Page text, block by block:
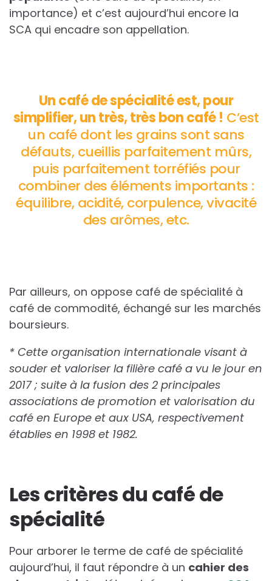
importance) et c’est aujourd’hui encore la
SCA qui encadre son appellation.
Un café de spécialité est, pour
simplifier, un très, très bon café ! C’est
un café dont les grains sont sans
défauts, cueillis parfaitement mûrs,
puis parfaitement torréfiés pour
combiner des éléments importants :
équilibre, acidité, corpulence, vivacité
des arômes, etc.
Par ailleurs, on oppose café de spécialité à
café de commodité, échangé sur les marchés
boursieurs.
* Cette organisation internationale visant à
souder et valoriser la filière café a vu le jour en
2017 ; suite à la fusion des 2 principales
associations de promotion et valorisation du
café en Europe et aux USA, respectivement
établies en 1998 et 1982.
Les critères du café de
spécialité
Pour arborer le terme de café de spécialité
aujourd’hui, il faut répondre à un cahier des